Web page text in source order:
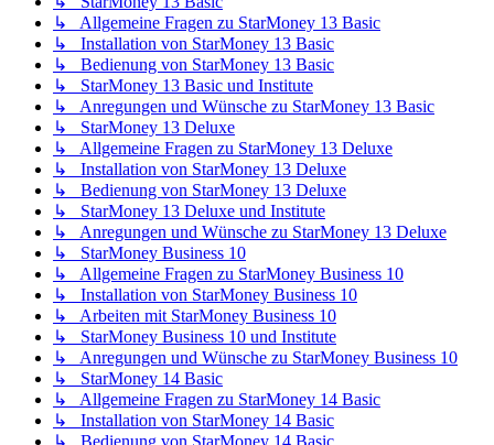
↳ Allgemeine Fragen zu StarMoney 13 Basic
↳ Installation von StarMoney 13 Basic
↳ Bedienung von StarMoney 13 Basic
↳ StarMoney 13 Basic und Institute
↳ Anregungen und Wünsche zu StarMoney 13 Basic
↳ StarMoney 13 Deluxe
↳ Allgemeine Fragen zu StarMoney 13 Deluxe
↳ Installation von StarMoney 13 Deluxe
↳ Bedienung von StarMoney 13 Deluxe
↳ StarMoney 13 Deluxe und Institute
↳ Anregungen und Wünsche zu StarMoney 13 Deluxe
↳ StarMoney Business 10
↳ Allgemeine Fragen zu StarMoney Business 10
↳ Installation von StarMoney Business 10
↳ Arbeiten mit StarMoney Business 10
↳ StarMoney Business 10 und Institute
↳ Anregungen und Wünsche zu StarMoney Business 10
↳ StarMoney 14 Basic
↳ Allgemeine Fragen zu StarMoney 14 Basic
↳ Installation von StarMoney 14 Basic